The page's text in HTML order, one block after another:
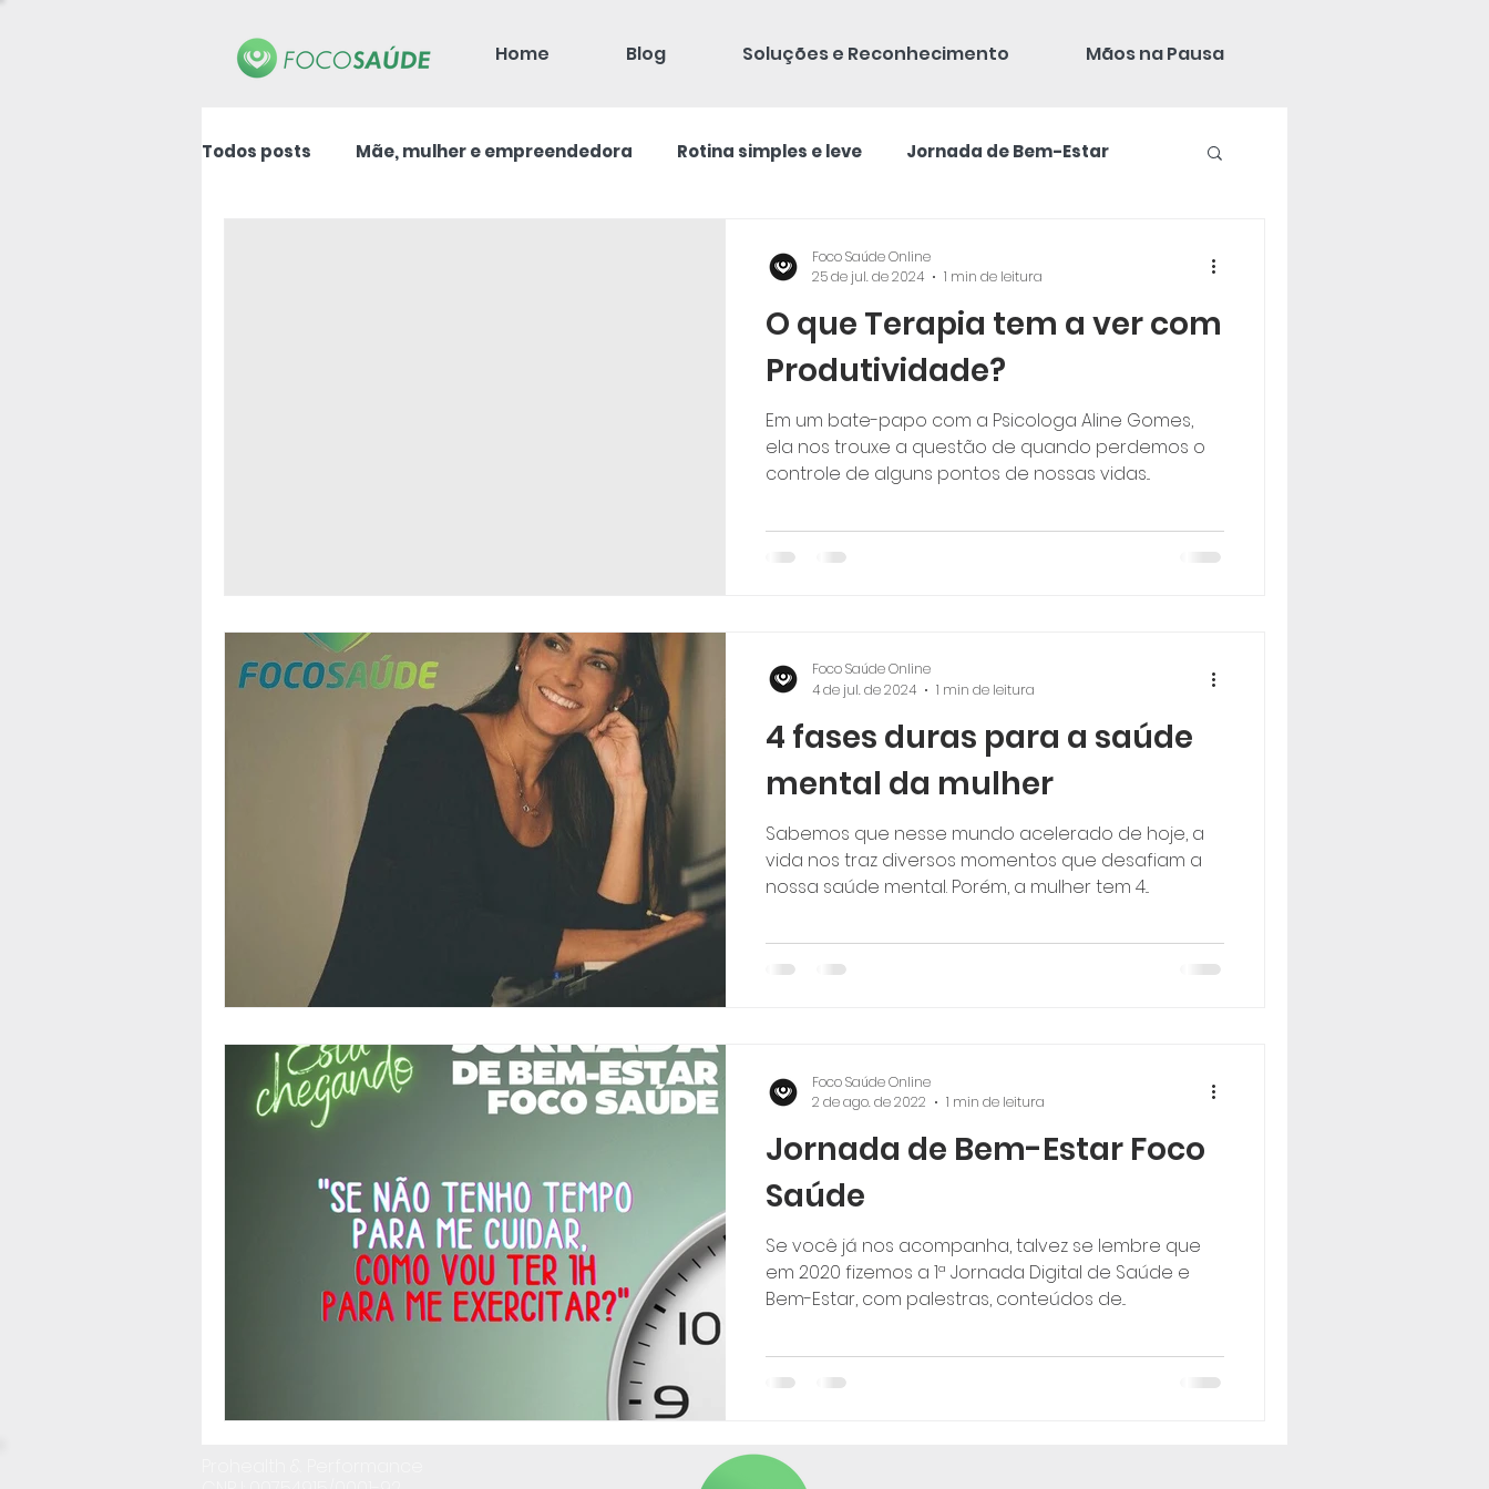
Home Blog Soluções e Reconhecimento Mãos na Pausa
Todos posts Mãe, mulher e empreendedora Rotina simples e leve Jornada de Bem-Estar
O que Terapia tem a ver com
Produtividade?
Em um bate-papo com a Psicologa Aline Gomes,
ela nos trouxe a questão de quando perdemos o
controle de alguns pontos de nossas vidas...
Foco Saúde Online
25 de jul. de 2024
1 min de leitura
4 fases duras para a saúde
mental da mulher
Sabemos que nesse mundo acelerado de hoje, a
vida nos traz diversos momentos que desafiam a
nossa saúde mental. Porém, a mulher tem 4...
Foco Saúde Online
4 de jul. de 2024
1 min de leitura
Jornada de Bem-Estar Foco
Saúde
Se você já nos acompanha, talvez se lembre que
em 2020 fizemos a 1ª Jornada Digital de Saúde e
Bem-Estar, com palestras, conteúdos de...
Foco Saúde Online
2 de ago. de 2022
1 min de leitura